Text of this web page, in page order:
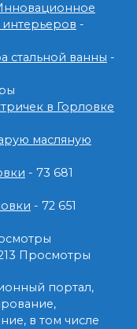
-
стальной ванны -
в Горловке
масляную
- 73 681
- 72 651
Просмотры
портал,
в том числе